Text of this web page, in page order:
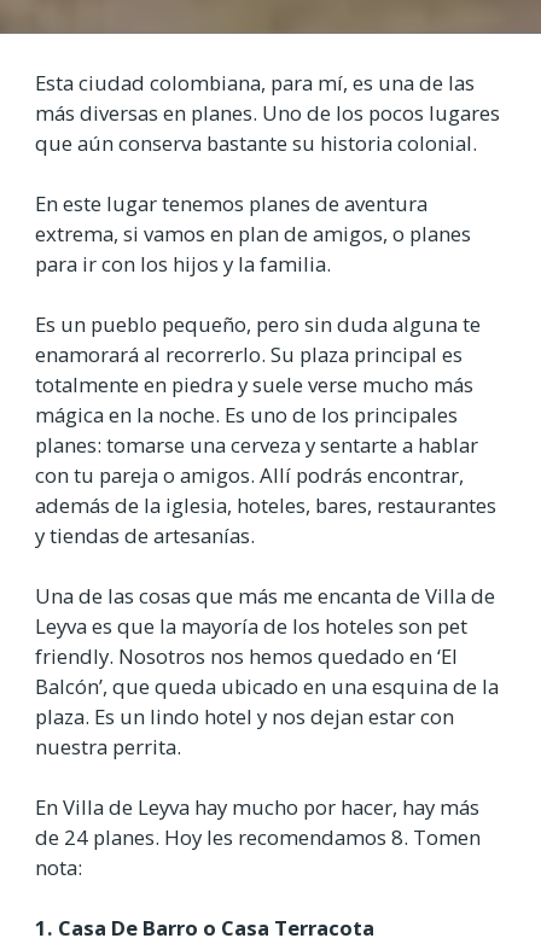
Esta ciudad colombiana, para mí, es una de las
más diversas en planes. Uno de los pocos lugares
que aún conserva bastante su historia colonial.
En este lugar tenemos planes de aventura
extrema, si vamos en plan de amigos, o planes
para ir con los hijos y la familia.
Es un pueblo pequeño, pero sin duda alguna te
enamorará al recorrerlo. Su plaza principal es
totalmente en piedra y suele verse mucho más
mágica en la noche. Es uno de los principales
planes: tomarse una cerveza y sentarte a hablar
con tu pareja o amigos. Allí podrás encontrar,
además de la iglesia, hoteles, bares, restaurantes
y tiendas de artesanías.
Una de las cosas que más me encanta de Villa de
Leyva es que la mayoría de los hoteles son pet
friendly. Nosotros nos hemos quedado en ‘El
Balcón’, que queda ubicado en una esquina de la
plaza. Es un lindo hotel y nos dejan estar con
nuestra perrita.
En Villa de Leyva hay mucho por hacer, hay más
de 24 planes. Hoy les recomendamos 8. Tomen
nota:
1. Casa De Barro o Casa Terracota